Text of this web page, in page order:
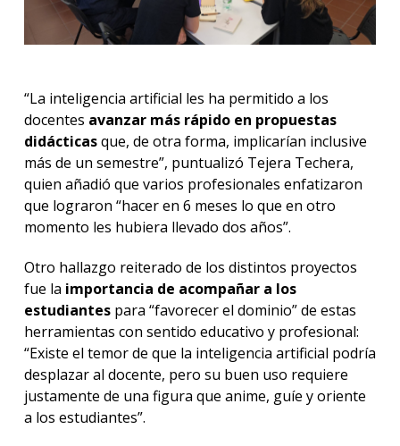
“La inteligencia artificial les ha permitido a los
docentes avanzar más rápido en propuestas
didácticasque, de otra forma, implicarían inclusive
más de un semestre”, puntualizó Tejera Techera,
quien añadió que varios profesionales enfatizaron
que lograron “hacer en 6 meses lo que en otro
momento les hubiera llevado dos años”.
Otro hallazgo reiterado de los distintos proyectos
fue la importancia de acompañar a los
estudiantespara “favorecer el dominio” de estas
herramientas con sentido educativo y profesional:
“Existe el temor de que la inteligencia artificial podría
desplazar al docente, pero su buen uso requiere
justamente de una figura que anime, guíe y oriente
a los estudiantes”.